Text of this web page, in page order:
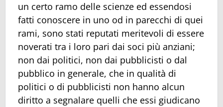
un certo ramo delle scienze ed essendosi
fatti conoscere in uno od in parecchi di quei
rami, sono stati reputati meritevoli di essere
noverati tra i loro pari dai soci più anziani;
non dai politici, non dai pubblicisti o dal
pubblico in generale, che in qualità di
politici o di pubblicisti non hanno alcun
diritto a segnalare quelli che essi giudicano